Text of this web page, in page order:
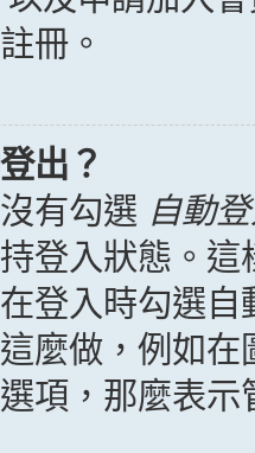
冊。
出？
有勾選 自動
登入狀態。
登入時勾選
麼做，例如
項，那麼表